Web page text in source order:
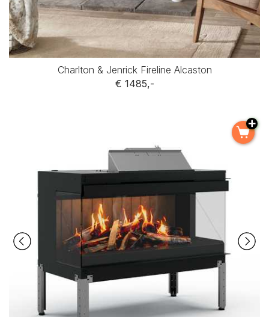
Charlton & Jenrick Fireline Alcaston
€ 1485,-